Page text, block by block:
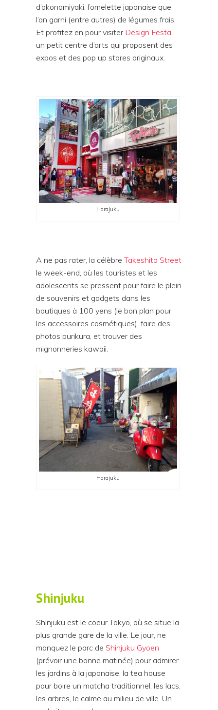
d’okonomiyaki, l’omelette japonaise que
l’on garni (entre autres) de légumes frais.
Et profitez en pour visiter Design Festa,
un petit centre d’arts qui proposent des
expos et des pop up stores originaux.
Harajuku
A ne pas rater, la célèbreTakeshita Street
le week-end, où les touristes et les
adolescents se pressent pour faire le plein
de souvenirs et gadgets dans les
boutiques à 100 yens (le bon plan pour
les accessoires cosmétiques), faire des
photos purikura, et trouver des
mignonneries kawaii.
Harajuku
Shinjuku
Shinjuku est le coeur Tokyo, où se situe la
plus grande gare de la ville. Le jour, ne
manquez le parc de Shinjuku Gyoen
(prévoir une bonne matinée) pour admirer
les jardins à la japonaise, la tea house
pour boire un matcha traditionnel, les lacs,
les arbres, le calme au milieu de ville. Un